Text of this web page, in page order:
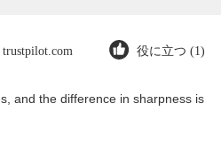
trustpilot.com 役に立つ (1)
and the difference in sharpness is